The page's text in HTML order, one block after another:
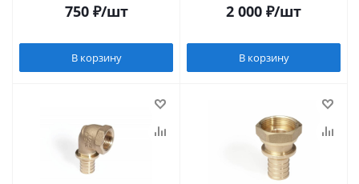
750₽/шт
В корзину
2 000 ₽/шт
В корзину